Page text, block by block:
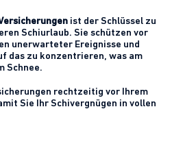
ist der Schlüssel zu
Schiurlaub. Sie schützen vor
unerwarteter Ereignisse und
das zu konzentrieren, was am
Schnee.
rechtzeitig vor Ihrem
Sie Ihr Schivergnügen in vollen